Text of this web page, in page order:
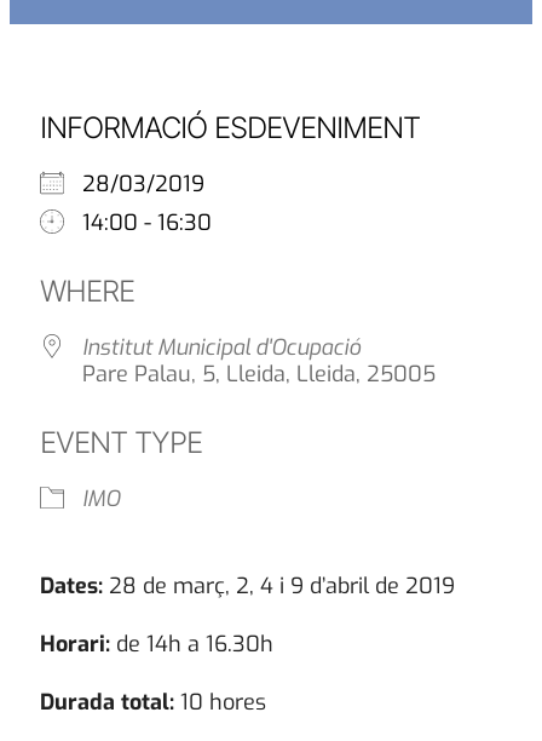
INFORMACIÓ ESDEVENIMENT
28/03/2019
14:00 - 16:30
WHERE
Institut Municipal d'Ocupació
Pare Palau, 5, Lleida, Lleida, 25005
EVENT TYPE
IMO
Dates: 28 de març, 2, 4 i 9 d’abril de 2019
Horari: de 14h a 16.30h
Durada total: 10 hores